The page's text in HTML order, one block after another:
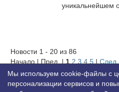
уникальнейшем
Новости 1 - 20 из 86
Начало | Пред. | 1 2 3 4 5 |След.
Мы используем cookie-файлы с
персонализации сервисов и